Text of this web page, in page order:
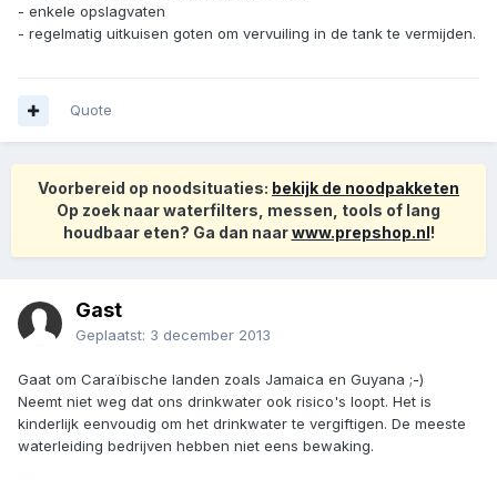
- enkele opslagvaten
- regelmatig uitkuisen goten om vervuiling in de tank te vermijden.
Quote
Voorbereid op noodsituaties: bekijk de noodpakketen
Op zoek naar waterfilters, messen, tools of lang
houdbaar eten? Ga dan naarwww.prepshop.nl!
Gast
Geplaatst: 3 december 2013
Gaat om Caraïbische landen zoals Jamaica en Guyana ;-)
Neemt niet weg dat ons drinkwater ook risico's loopt. Het is
kinderlijk eenvoudig om het drinkwater te vergiftigen. De meeste
waterleiding bedrijven hebben niet eens bewaking.